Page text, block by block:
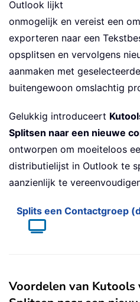
Outlook lijkt
onmogelijk en vereist een
exporteren naar een
opsplitsen en vervolgens
aanmaken met
buitengewoon omslachtig
Gelukkig introduceert
Splitsen naar een nieuwe
ontworpen om moeiteloos
distributielijst in Outlook te
aanzienlijk te
Splits een Contactgroep
Voordelen van